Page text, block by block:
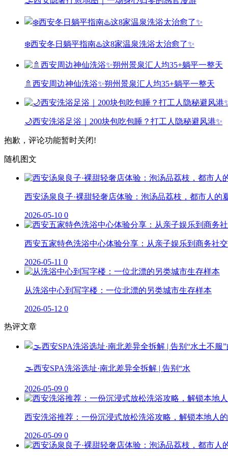
❄️西安冬日躺平指南♨️这8家温泉洗浴太治愈了✨
🚿西安周边神仙洗浴✨朔州景泉汇人均35+躺平一整天
🌙西安洗浴足浴｜200块包吃包睡？打工人隐秘避风港✨
抱歉，评论功能暂时关闭!
随机图文
西安汤泉良子·裸甜轻奢店体验：泡汤品荔枝，都市人的
2026-05-10 0
西安五家特色洗浴中心体验分享：从亲子娱乐到商务社
2026-05-11 0
从洗浴中心到写字楼：一位北漂的另类城市生存样本
2026-05-12 0
热评文章
🌫️西安SPA洗浴选址·南北差异全拆解 | 告别“水
2026-05-09 0
西安洗浴推荐：一份沉浸式放松洗浴攻略，解锁本地人
2026-05-09 0